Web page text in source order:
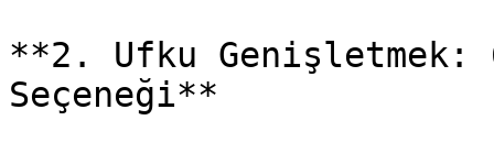
**2. Ufku
Seçeneği**